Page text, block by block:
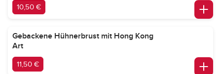
10,50 €
Gebackene Hühnerbrust mit Hong Kong
Art
11,50 €